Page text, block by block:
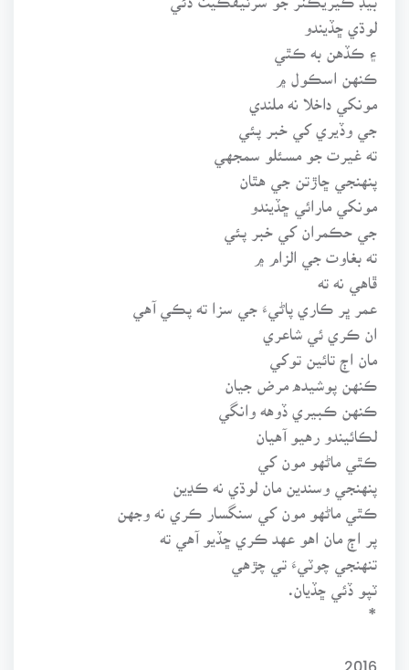
لوڌي ڇڏيندو
۽ ڪڏهن به ڪٿي
ڪنهن اسڪول ۾
مونکي داخلا نه ملندي
جي وڏيري کي خبر پئي
ته غيرت جو مسئلو سمجهي
پنهنجي ڇاڙتن جي هٿان
مونکي مارائي ڇڏيندو
جي حڪمران کي خبر پئي
ته بغاوت جي الزام ۾
ڦاهي نه ته
عمر ڀر ڪاري پاڻيءَ جي سزا ته پڪي آهي
ان ڪري ئي شاعري
مان اڄ تائين توکي
ڪنهن پوشيده مرض جيان
ڪنهن ڪبيري ڏوهه وانگي
لڪائيندو رهيو آهيان
ڪٿي ماڻهو مون کي
پنهنجي وسندين مان لوڌي نه ڪڍين
ڪٿي ماڻهو مون کي سنگسار ڪري نه وجهن
پر اڄ مان اهو عهد ڪري ڇڏيو آهي ته
ٽپو ڏئي ڇڏيان.
*
2016